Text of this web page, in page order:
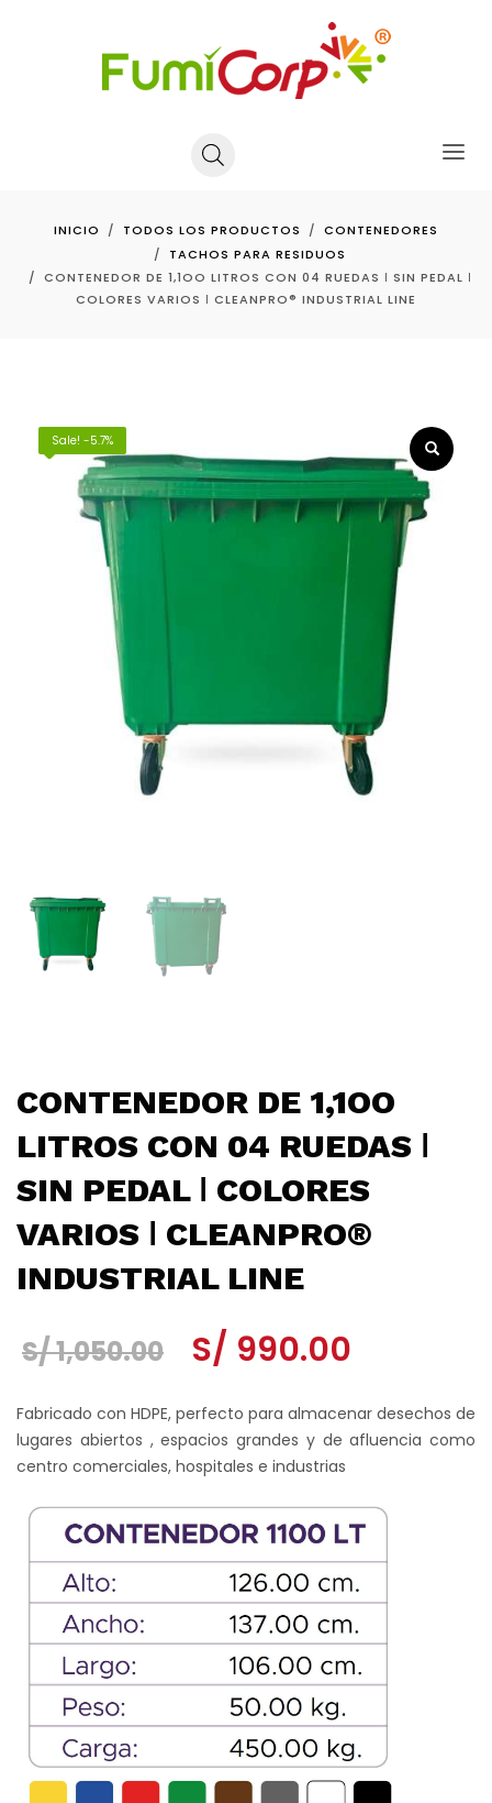
INICIO TODOS LOS PRODUCTOS
CONTENEDORES
TACHOS PARA RESIDUOS
CONTENEDOR DE 1,1OO LITROS CON 04 RUEDAS ǀ SIN PEDAL ǀ
COLORES VARIOS ǀ CLEANPRO® INDUSTRIAL LINE
Sale! -5.7%
CONTENEDOR DE 1,1OO
LITROS CON 04 RUEDAS ǀ
SIN PEDAL ǀ COLORES
VARIOS ǀ CLEANPRO®
INDUSTRIAL LINE
S/1,050.00
El
original
era:
S/ 1,050.00.
S/ 990.00
actual
S/ 990.00.
Fabricado con HDPE, perfecto para almacenar desechos de
lugares abiertos , espacios grandes y de afluencia como
centro comerciales, hospitales e industrias